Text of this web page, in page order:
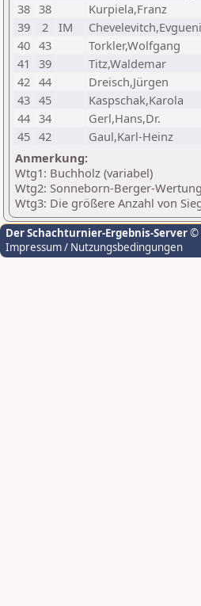
38 38 Kurpiela,Franz
39
2 IM
40 43 Torkler,Wolfgang
41
39 Titz,Waldemar
42 44 Dreisch,Jürgen
43 45 Kaspschak,Karola
44 34 Gerl,Hans,Dr.
45 42 Gaul,Karl-Heinz
Anmerkung:
Wtg1: Buchholz (variabel)
Wtg2: Sonneborn-Berger-
Wtg3: Die größere Anzahl von
Der Schachturnier-Ergebnis-Server©
Impressum / Nutzungsbedingungen